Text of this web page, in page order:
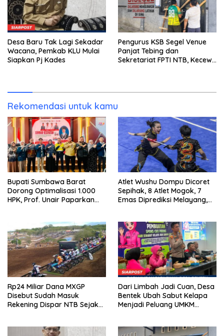
Desa Baru Tak Lagi Sekadar
Wacana, Pemkab KLU Mulai
Siapkan Pj Kades
Pengurus KSB Segel Venue
Panjat Tebing dan
Sekretariat FPTI NTB, Kecewa
Rekomendasi untuk kamu
Bupati Sumbawa Barat
Dorong Optimalisasi 1.000
HPK, Prof. Unair Paparkan
Atlet Wushu Dompu Dicoret
Sepihak, 8 Atlet Mogok, 7
Emas Diprediksi Melayang,
Rp24 Miliar Dana MXGP
Disebut Sudah Masuk
Rekening Dispar NTB Sejak
Dari Limbah Jadi Cuan, Desa
Bentek Ubah Sabut Kelapa
Menjadi Peluang UMKM